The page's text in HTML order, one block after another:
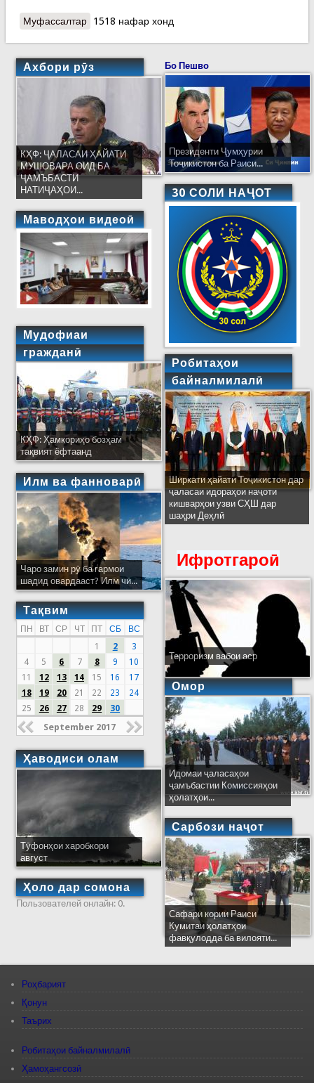
Муфассалтаро Ҳушдори Кумитаи ҳолатҳои фавқулодда аз
1518 нафар хонд
Ахбори рӯз
КҲФ: ҶАЛАСАИ ҲАЙАТИ
МУШОВАРА ОИД БА
ҶАМЪБАСТИ
НАТИҶАҲОИ...
Маводҳои видеоӣ
Мудофиаи
гражданӣ
КҲФ: Ҳамкориҳо бозҳам
тақвият ёфтаанд
Илм ва фанноварӣ
Чаро замин рӯ ба гармои
шадид овардааст? Илм чӣ...
Тақвим
ПН ВТ СР ЧТ ПТ СБ
ВС
1
2
3
4
5 6 7 8 9
10
11
12 13 14 15 16
17
18
19 20 21 22 23
24
25
26 27 28 29 30
September 2017
Ҳаводиси олам
Тӯфонҳои харобкори
август
Ҳоло дар сомона
Пользователей онлайн: 0.
Бо Пешво
Президенти Ҷумҳурии
Тоҷикистон ба Раиси...
30 СОЛИ НАҶОТ
Робитаҳои
байналмилалӣ
Ширкати ҳайати Тоҷикистон дар
ҷаласаи идораҳои наҷоти
кишварҳои узви СҲШ дар
шаҳри Деҳлӣ
Ифротгароӣ
Терроризм вабои аср
Омор
Идомаи ҷаласаҳои
ҷамъбастии Комиссияҳои
ҳолатҳои...
Сарбози наҷот
Сафари кории Раиси
Кумитаи ҳолатҳои
фавқулодда ба вилояти...
Роҳбарият
Қонун
Таърих
Робитаҳои байналмилалӣ
Ҳамоҳангсозӣ